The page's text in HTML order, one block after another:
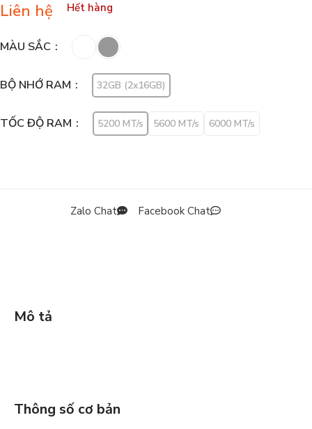
Liên hệ Hết hàng
MÀU SẮC
BỘ NHỚ RAM 32GB (2x16GB)
TỐC ĐỘ RAM 5200 MT/s 5600 MT/s 6000 MT/s
Zalo Chat Facebook Chat
Mô tả
Thông số cơ bản